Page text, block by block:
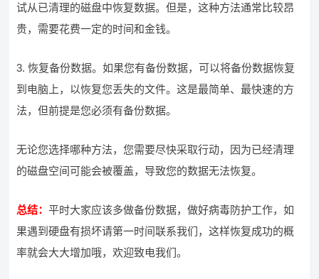
试从已清理的磁盘中恢复数据。但是，这种方法通常比较昂
贵，需要花费一定的时间和金钱。
3. 恢复备份数据。如果您有备份数据，可以将备份数据恢复
到电脑上，以恢复您丢失的文件。这是最简单、最快速的方
法，但前提是您必须有备份数据。
无论您选择哪种方法，您需要尽快采取行动，因为已经清理
的磁盘空间可能会被覆盖，导致您的数据无法恢复。
总结：平时大家应该多做备份数据，做好病毒防护工作，如
果遇到硬盘有损坏请第一时间联系我们，这样恢复成功的概
率就会大大增加哦，欢迎致电我们。